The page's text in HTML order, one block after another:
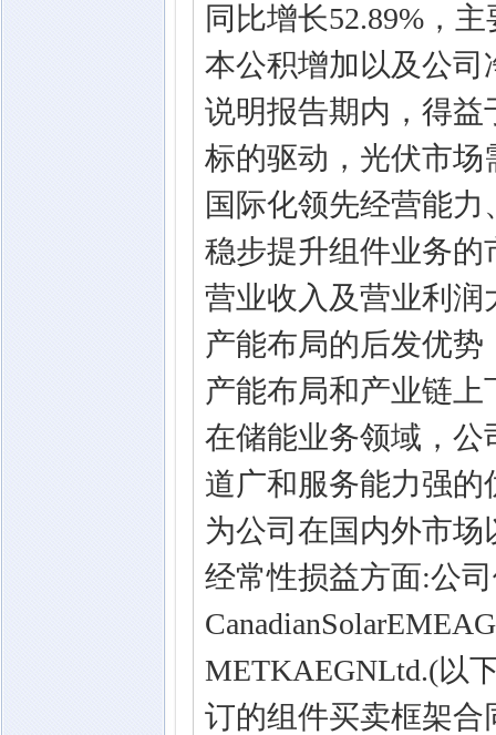
同比增长52.89%，
本公积增加以及公
说明报告期内，得益
标的驱动，光伏市
国际化领先经营能
稳步提升组件业务
营业收入及营业利
产能布局的后发优
产能布局和产业链
在储能业务领域，
道广和服务能力强
为公司在国内外市
经常性损益方面:公
METKAEGNLtd.(以
订的组件买卖框架